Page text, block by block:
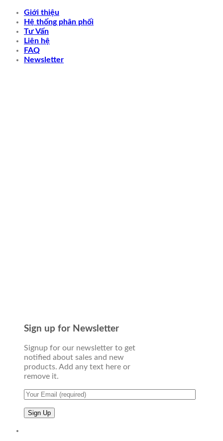
Skip
content
Giới thiệu
Hệ thống phân phối
Tư Vấn
Liên hệ
FAQ
Newsletter
Sign up for Newsletter
Signup for our newsletter to get
notified about sales and new
products. Add any text here or
remove it.